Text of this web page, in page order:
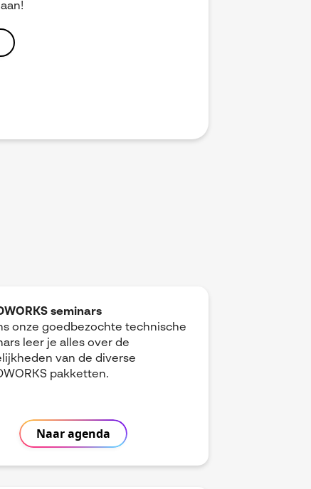
seminars
onze goedbezochte technische
leer je alles over de
van de diverse
pakketten.
Naar agenda